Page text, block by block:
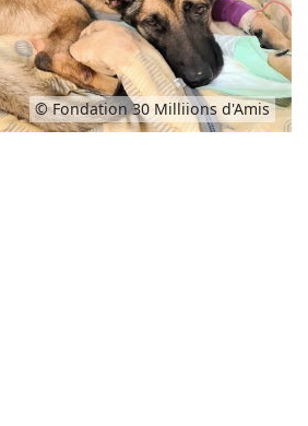
© Fondation 30 Milliions d'Amis